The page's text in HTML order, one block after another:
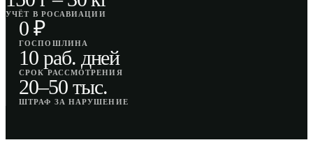
УЧЁТ В РОСАВИАЦИИ
0 ₽
ГОСПОШЛИНА
10 раб. дней
СРОК РАССМОТРЕНИЯ
20–50 тыс.
ШТРАФ ЗА НАРУШЕНИЕ